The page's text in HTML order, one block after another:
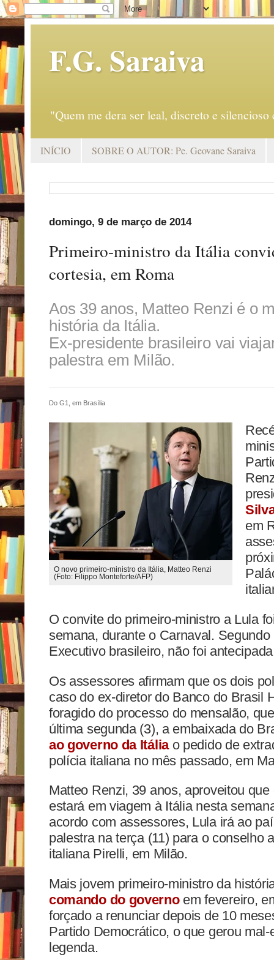
F.G. Saraiva
"Quem me dera ser leal, discreto e
INÍCIO SOBRE O AUTOR: Pe. Geovane Saraiva
domingo, 9 de março de 2014
Primeiro-ministro da Itália
cortesia, em Roma
Aos 39 anos, Matteo Renzi é o
história da Itália.
Ex-presidente brasileiro vai
palestra em Milão.
Do G1, em Brasília
O novo primeiro-ministro da Itália, Matteo Renzi
(Foto: Filippo Monteforte/AFP)
em
O convite do primeiro-ministro a Lula
semana, durante o Carnaval.
Executivo brasileiro, não foi
Os assessores afirmam que os dois
caso do ex-diretor do Banco do Brasil
foragido do processo do mensalão,
última segunda (3), a embaixada do
ao governo da Itáliao pedido de
polícia italiana no mês passado, em
Matteo Renzi, 39 anos, aproveitou
estará em viagem à Itália nesta
acordo com assessores, Lula irá ao
palestra na terça (11) para o conselho
italiana Pirelli, em Milão.
Mais jovem primeiro-ministro da
comando do governoem fevereiro,
forçado a renunciar depois de 10
Partido Democrático, o que gerou
legenda.